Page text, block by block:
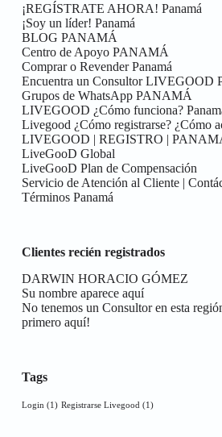
¡REGÍSTRATE AHORA! Panamá
¡Soy un líder! Panamá
BLOG PANAMÁ
Centro de Apoyo PANAMÁ
Comprar o Revender Panamá
Encuentra un Consultor LIVEGOOD
Grupos de WhatsApp PANAMÁ
LIVEGOOD ¿Cómo funciona?
Livegood ¿Cómo registrarse? ¿Cómo
LIVEGOOD | REGISTRO |
LiveGooD Global
LiveGooD Plan de Compensación
Servicio de Atención al Cliente |
Términos Panamá
Clientes recién registrados
DARWIN HORACIO GÓMEZ
Su nombre aparece aquí
No tenemos un Consultor en esta
primero aquí!
Tags
Login (1) Registrarse Livegood (1)